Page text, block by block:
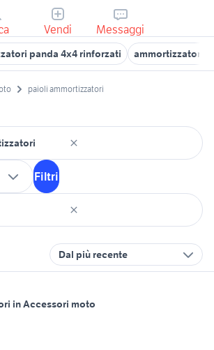
Vendi Messaggi
panda 4x4 rinforzati ammortizzatori
paioli ammortizzatori
Filtri
Dal più recente
in Accessori moto